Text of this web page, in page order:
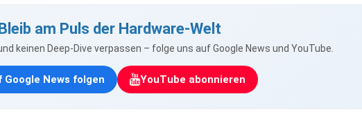
am Puls der Hardware-Welt
keinen Deep-Dive verpassen – folge uns auf Google News und YouTube.
Google News folgen YouTube abonnieren